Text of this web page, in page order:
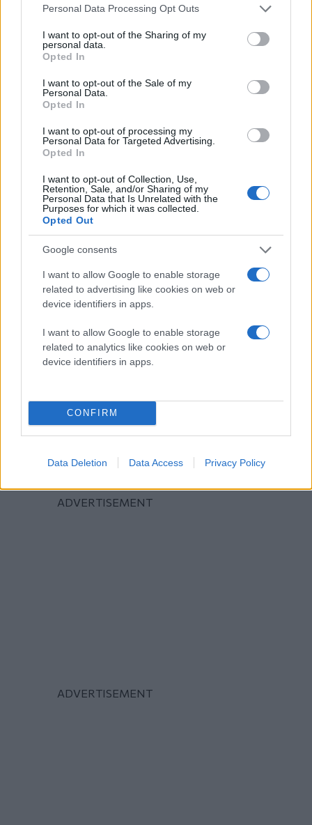
Please note that this website/app uses one or more Google
not limited to your visit or usage behaviour. You may click to
grant or deny consent to Google and its third-party tags to
use your data for below specified purposes in below Google
consent section.
Personal Data Processing Opt Outs
I want to opt-out of the Sharing of my
personal data.
Opted In
I want to opt-out of the Sale of my
Personal Data.
Opted In
I want to opt-out of processing my
Personal Data for Targeted Advertising.
Opted In
I want to opt-out of Collection, Use,
Retention, Sale, and/or Sharing of my
Personal Data that Is Unrelated with the
Purposes for which it was collected.
Opted Out
Google consents
I want to allow Google to enable storage
related to advertising like cookies on web or
device identifiers in apps.
I want to allow Google to enable storage
related to analytics like cookies on web or
device identifiers in apps.
CONFIRM
Data Deletion Data Access Privacy Policy